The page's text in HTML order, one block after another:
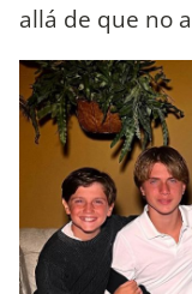
allá de que no